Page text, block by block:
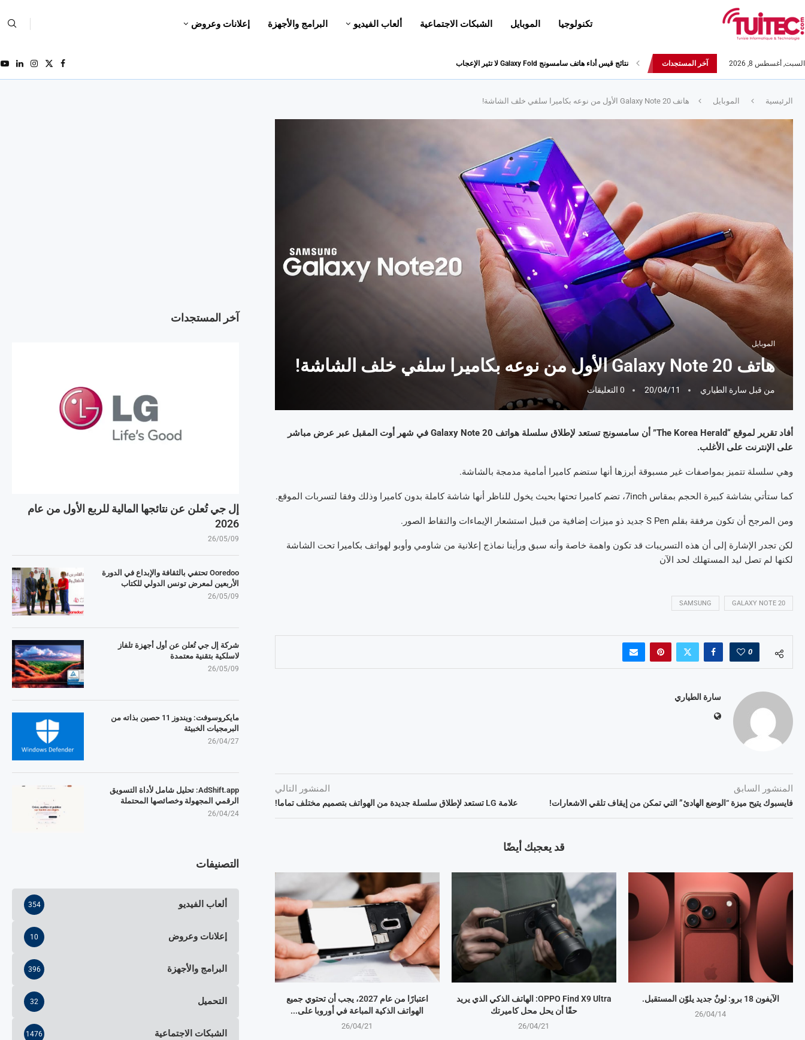
تكنولوجيا الموبايل الشبكات الاجتماعية ألعاب الفيديو البرامج والأجهزة إعلانات وعروض
السبت, أغسطس 8, 2026 آخر المستجدات نتائج قيس أداء هاتف سامسونج Galaxy Fold لا تثير الإعجاب
الرئيسية الموبايل هاتف Galaxy Note 20 الأول من نوعه بكاميرا سلفي خلف الشاشة!
الموبايل
هاتف Galaxy Note 20 الأول من نوعه بكاميرا سلفي خلف الشاشة!
من قبل سارة الطياري 20/04/11 0 التعليقات
أفاد تقرير لموقع “The Korea Herald” أن سامسونج تستعد لإطلاق سلسلة هواتف Galaxy Note 20 في شهر أوت المقبل عبر عرض مباشر
على الإنترنت على الأغلب.
وهي سلسلة تتميز بمواصفات غير مسبوقة أبرزها أنها ستضم كاميرا أمامية مدمجة بالشاشة.
كما ستأتي بشاشة كبيرة الحجم بمقاس 7inch، تضم كاميرا تحتها بحيث يخول للناظر أنها شاشة كاملة بدون كاميرا وذلك وفقا لتسربات الموقع.
ومن المرجح أن تكون مرفقة بقلم S Pen جديد ذو ميزات إضافية من قبيل استشعار الإيماءات والتقاط الصور.
لكن تجدر الإشارة إلى أن هذه التسريبات قد تكون واهمة خاصة وأنه سبق ورأينا نماذج إعلانية من شاومي وأوبو لهواتف بكاميرا تحت الشاشة
لكنها لم تصل ليد المستهلك لحد الآن
GALAXY NOTE 20
SAMSUNG
0
سارة الطياري
المنشور السابق
فايسبوك يتيح ميزة “الوضع الهادئ” التي تمكن من إيقاف تلقي الاشعارات!
المنشور التالي
علامة LG تستعد لإطلاق سلسلة جديدة من الهواتف بتصميم مختلف تماما!
قد يعجبك أيضًا
اعتبارًا من عام 2027، يجب أن تحتوي جميع
الهواتف الذكية المباعة في أوروبا على...
26/04/21
OPPO Find X9 Ultra: الهاتف الذكي الذي يريد
حقًا أن يحل محل كاميرتك
26/04/21
الآيفون 18 برو: لونٌ جديد يلوّن المستقبل.
26/04/14
آخر المستجدات
إل جي تُعلن عن نتائجها المالية للربع الأول من عام
2026
26/05/09
Ooredoo تحتفي بالثقافة والإبداع في الدورة
الأربعين لمعرض تونس الدولي للكتاب
26/05/09
شركة إل جي تُعلن عن أول أجهزة تلفاز
لاسلكية بتقنية معتمدة
26/05/09
مايكروسوفت: ويندوز 11 حصين بذاته من
البرمجيات الخبيثة
26/04/27
AdShift.app: تحليل شامل لأداة التسويق
الرقمي المجهولة وخصائصها المحتملة
26/04/24
التصنيفات
ألعاب الفيديو 354
إعلانات وعروض 10
البرامج والأجهزة 396
التحميل 32
الشبكات الاجتماعية 1476